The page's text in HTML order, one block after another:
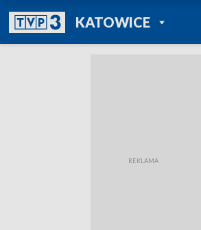
KATOWICEPOWRÓT DO
TVP REGIONY